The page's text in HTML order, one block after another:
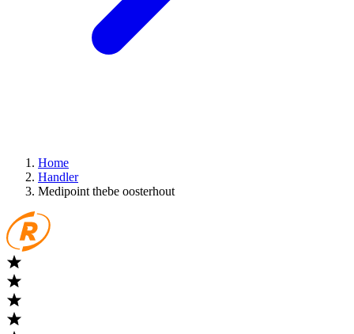
Home
Handler
Medipoint thebe oosterhout